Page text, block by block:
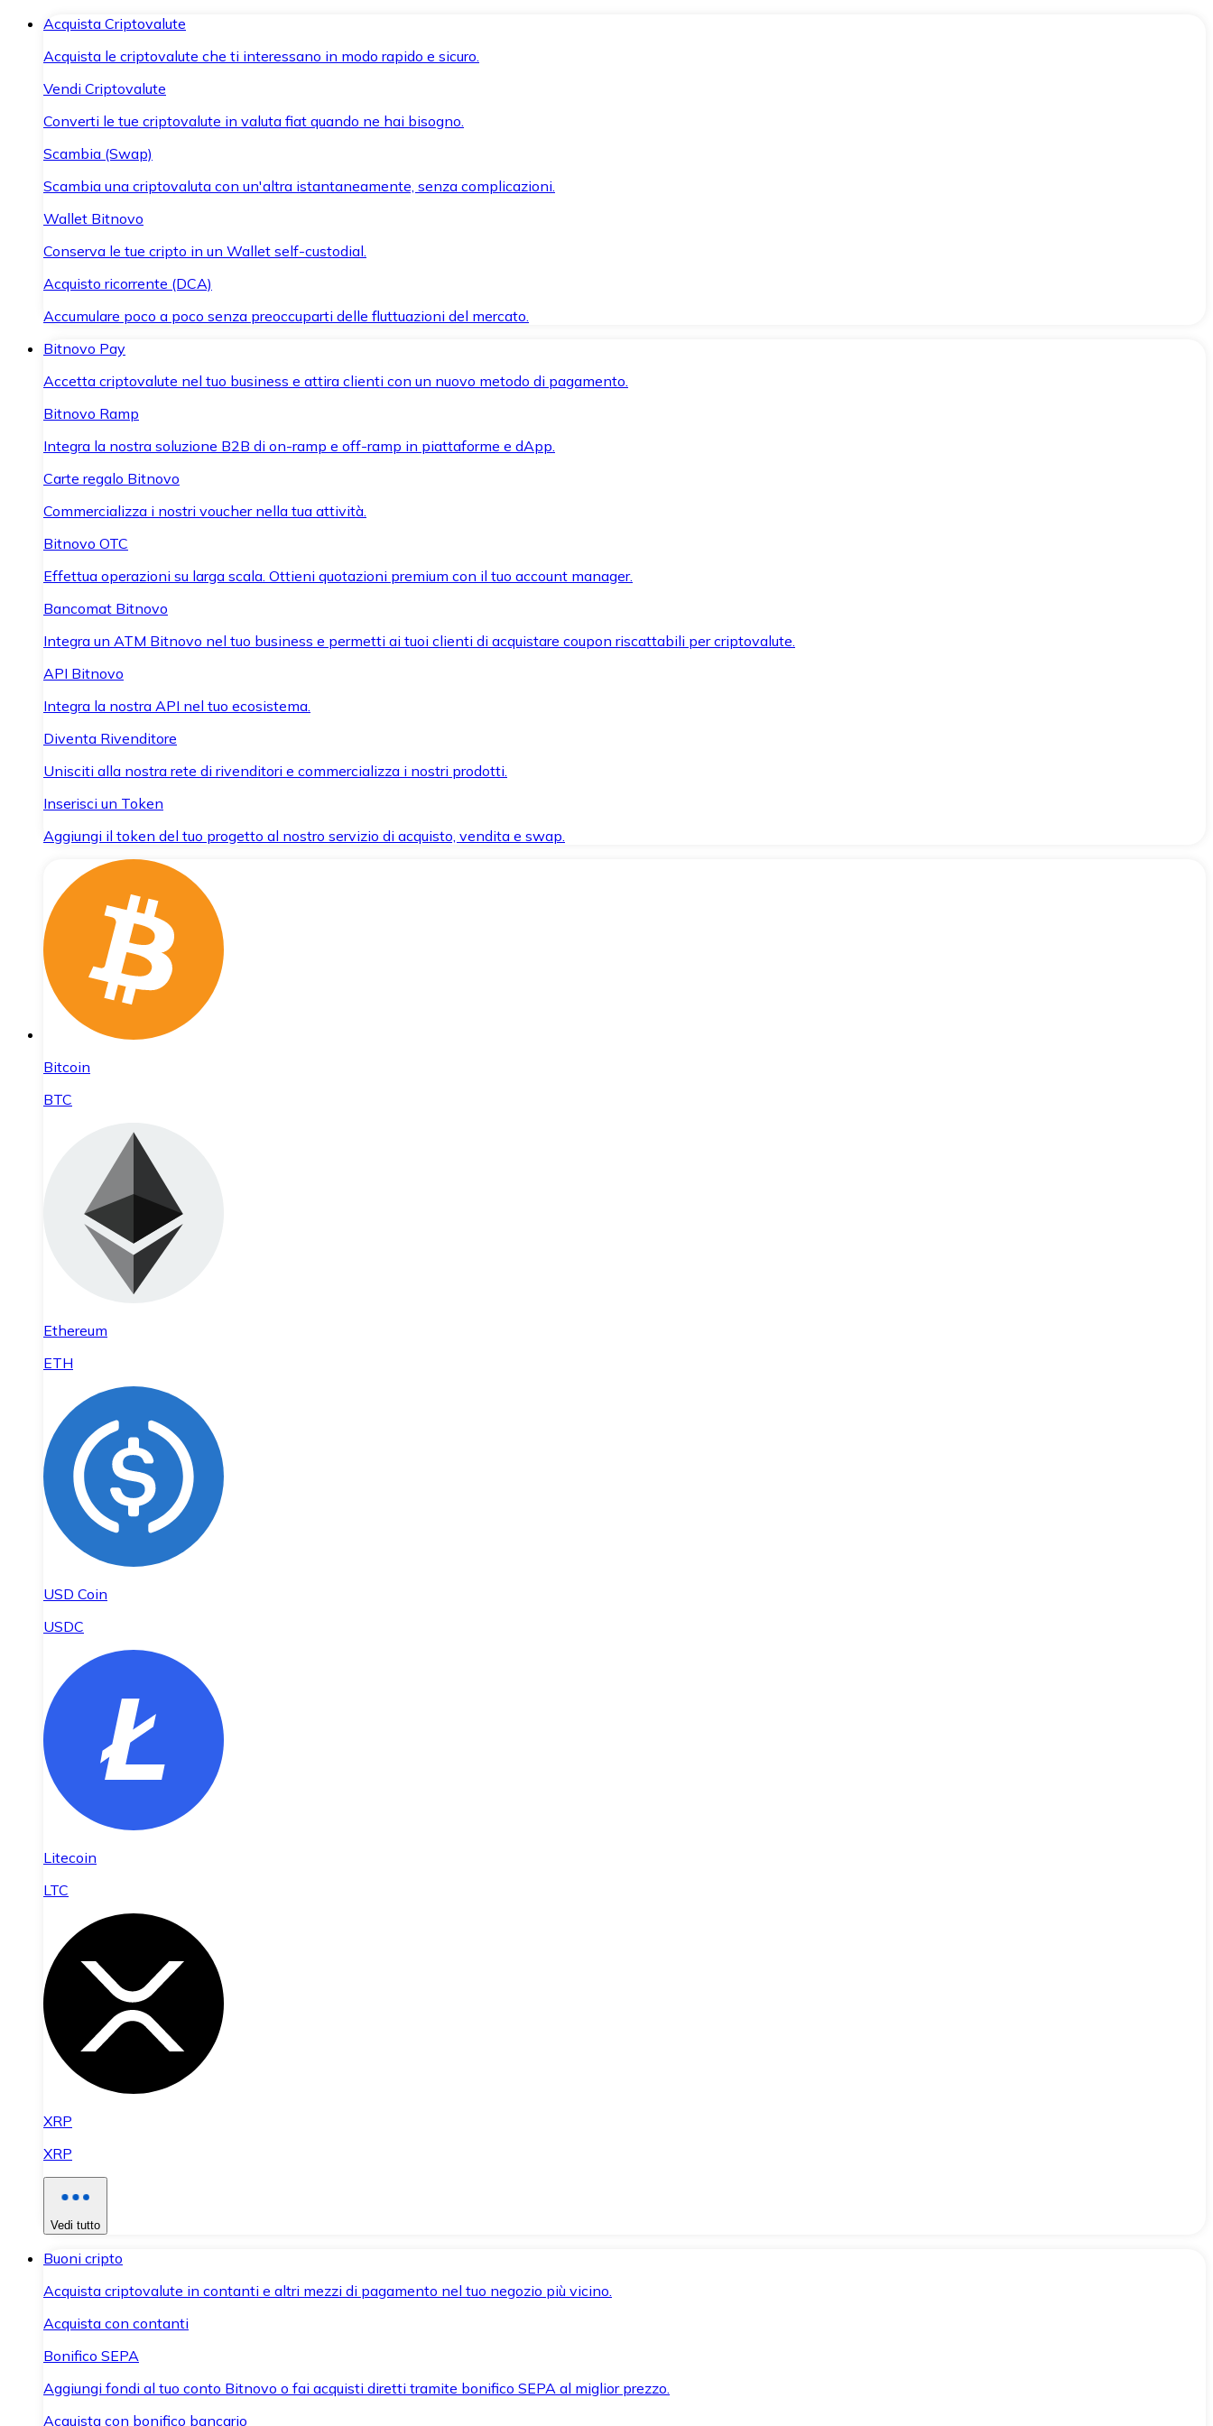
Acquista Criptovalute
Acquista le criptovalute che ti interessano in modo rapido e sicuro.
Vendi Criptovalute
Converti le tue criptovalute in valuta fiat quando ne hai bisogno.
Scambia (Swap)
Scambia una criptovaluta con un'altra istantaneamente, senza complicazioni.
Wallet Bitnovo
Conserva le tue cripto in un Wallet self-custodial.
Acquisto ricorrente (DCA)
Accumulare poco a poco senza preoccuparti delle fluttuazioni del mercato.
Bitnovo Pay
Accetta criptovalute nel tuo business e attira clienti con un nuovo metodo di pagamento.
Bitnovo Ramp
Integra la nostra soluzione B2B di on-ramp e off-ramp in piattaforme e dApp.
Carte regalo Bitnovo
Commercializza i nostri voucher nella tua attività.
Bitnovo OTC
Effettua operazioni su larga scala. Ottieni quotazioni premium con il tuo account manager.
Bancomat Bitnovo
Integra un ATM Bitnovo nel tuo business e permetti ai tuoi clienti di acquistare coupon riscattabili per criptovalute.
API Bitnovo
Integra la nostra API nel tuo ecosistema.
Diventa Rivenditore
Unisciti alla nostra rete di rivenditori e commercializza i nostri prodotti.
Inserisci un Token
Aggiungi il token del tuo progetto al nostro servizio di acquisto, vendita e swap.
Bitcoin
BTC
Ethereum
ETH
USD Coin
USDC
Litecoin
LTC
XRP
XRP
Vedi tutto
Buoni cripto
Acquista criptovalute in contanti e altri mezzi di pagamento nel tuo negozio più vicino.
Acquista con contanti
Bonifico SEPA
Aggiungi fondi al tuo conto Bitnovo o fai acquisti diretti tramite bonifico SEPA al miglior prezzo.
Acquista con bonifico bancario